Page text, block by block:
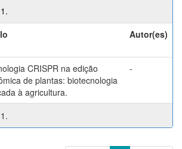
Autor(es)
CRISPR na edição
de plantas: biotecnologia
à agricultura.
-